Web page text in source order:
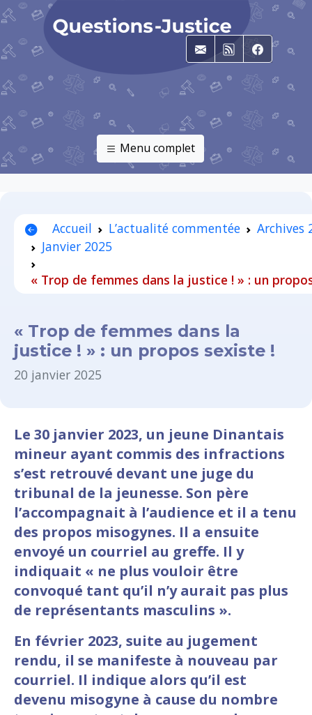
E-mailRSS
Menu complet
Accueil L’actualité commentée
Archives
Janvier 2025
« Trop de femmes dans la justice ! » : un
« Trop de femmes dans la
justice ! » : un propos sexiste !
20 janvier 2025
Le 30 janvier 2023, un jeune Dinantais
mineur ayant commis des infractions
s’est retrouvé devant une juge du
tribunal de la jeunesse. Son père
l’accompagnait à l’audience et il a tenu
des propos misogynes. Il a ensuite
envoyé un courriel au greffe. Il y
indiquait « ne plus vouloir être
convoqué tant qu’il n’y aurait pas plus
de représentants masculins ».
En février 2023, suite au jugement
rendu, il se manifeste à nouveau par
courriel. Il indique alors qu’il est
devenu misogyne à cause du nombre